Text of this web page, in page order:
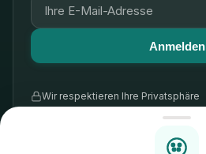
Anmelden
Wir respektieren Ihre Privatsphäre